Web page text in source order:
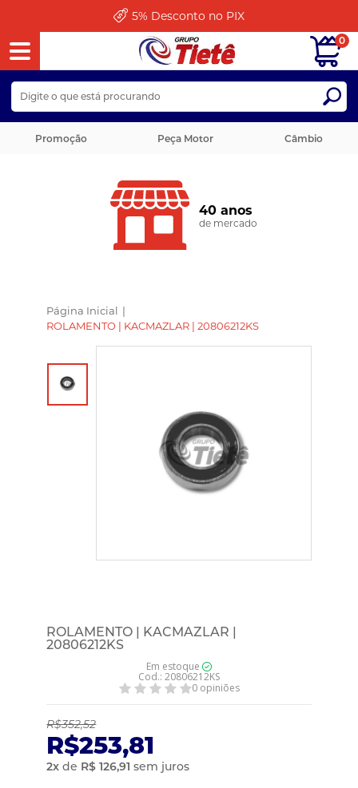
5% Desconto no PIX
Promoção Peça Motor Câmbio
0
40 anos
de mercado
Página Inicial |
ROLAMENTO | KACMAZLAR | 20806212KS
ROLAMENTO | KACMAZLAR |
20806212KS
Em estoque
Cod.: 20806212KS
0 opiniões
R$352,52
R$253,81
2x de R$ 126,91 sem juros